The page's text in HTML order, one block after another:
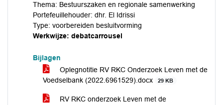
Thema: Bestuurszaken en regionale samenwerking
Portefeuillehouder: dhr. El Idrissi
Type: voorbereiden besluitvorming
Werkwijze: debatcarrousel
Bijlagen
Oplegnotitie RV RKC Onderzoek Leven met de
Voedselbank (2022.6961529).docx
29 KB
RV RKC onderzoek Leven met de